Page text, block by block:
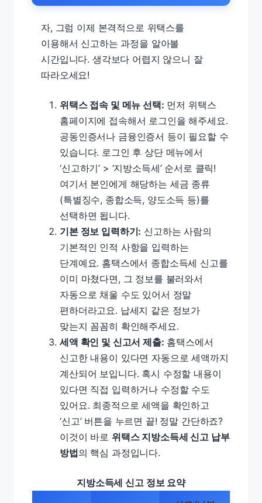
자, 그럼 이제 본격적으로 위택스를
이용해서 신고하는 과정을 알아볼
시간입니다. 생각보다 어렵지 않으니 잘
따라오세요!
위택스 접속 및 메뉴 선택: 먼저 위택스
홈페이지에 접속해서 로그인을 해주세요.
공동인증서나 금융인증서 등이 필요할 수
있습니다. 로그인 후 상단 메뉴에서
‘신고하기’ > ‘지방소득세’ 순서로 클릭!
여기서 본인에게 해당하는 세금 종류
(특별징수, 종합소득, 양도소득 등)를
선택하면 됩니다.
기본 정보 입력하기: 신고하는 사람의
기본적인 인적 사항을 입력하는
단계예요. 홈택스에서 종합소득세 신고를
이미 마쳤다면, 그 정보를 불러와서
자동으로 채울 수도 있어서 정말
편하더라고요. 납세지 같은 정보가
맞는지 꼼꼼히 확인해주세요.
세액 확인 및 신고서 제출: 홈택스에서
신고한 내용이 있다면 자동으로 세액까지
계산되어 보입니다. 혹시 수정할 내용이
있다면 직접 입력하거나 수정할 수도
있어요. 최종적으로 세액을 확인하고
‘신고’ 버튼을 누르면 끝! 정말 간단하죠?
이것이 바로 위택스 지방소득세 신고 납부
방법의 핵심 과정입니다.
지방소득세 신고 정보 요약